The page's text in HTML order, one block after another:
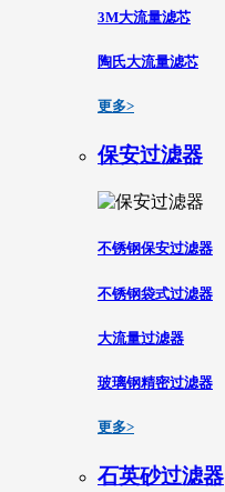
3M大流量滤芯
陶氏大流量滤芯
更多>
保安过滤器
不锈钢保安过滤器
不锈钢袋式过滤器
大流量过滤器
玻璃钢精密过滤器
更多>
石英砂过滤器